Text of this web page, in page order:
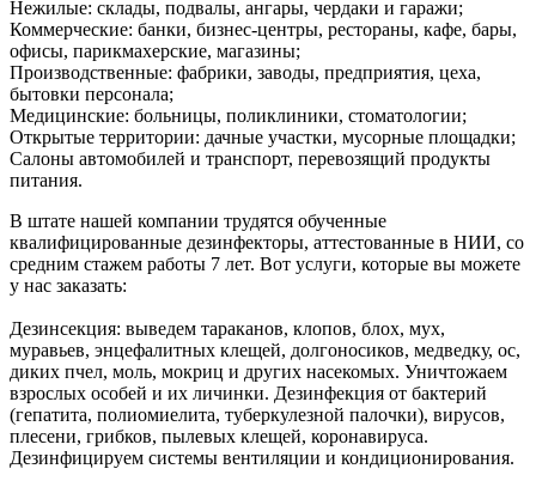
Нежилые: склады, подвалы, ангары, чердаки и гаражи;
Коммерческие: банки, бизнес-центры, рестораны, кафе, бары,
офисы, парикмахерские, магазины;
Производственные: фабрики, заводы, предприятия, цеха,
бытовки персонала;
Медицинские: больницы, поликлиники, стоматологии;
Открытые территории: дачные участки, мусорные площадки;
Салоны автомобилей и транспорт, перевозящий продукты
питания.
В штате нашей компании трудятся обученные
квалифицированные дезинфекторы, аттестованные в НИИ, со
средним стажем работы 7 лет. Вот услуги, которые вы можете
у нас заказать:
Дезинсекция: выведем тараканов, клопов, блох, мух,
муравьев, энцефалитных клещей, долгоносиков, медведку, ос,
диких пчел, моль, мокриц и других насекомых. Уничтожаем
взрослых особей и их личинки. Дезинфекция от бактерий
(гепатита, полиомиелита, туберкулезной палочки), вирусов,
плесени, грибков, пылевых клещей, коронавируса.
Дезинфицируем системы вентиляции и кондиционирования.